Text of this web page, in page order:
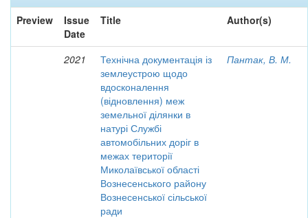
Preview
Issue
Date
Title Author(s)
2021
Технічна документація із
землеустрою щодо
вдосконалення
(відновлення) меж
земельної ділянки в
натурі Службі
автомобільних доріг в
межах території
Миколаївської області
Вознесенського району
Вознесенської сільської
ради
Пантак, В. М.